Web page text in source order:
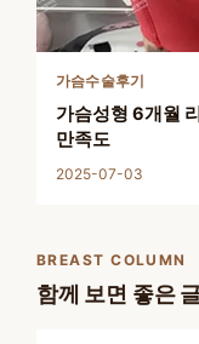
가슴수술후기
가슴성형 6개월
만족도
2025-07-03
BREAST COLUMN
함께 보면 좋은